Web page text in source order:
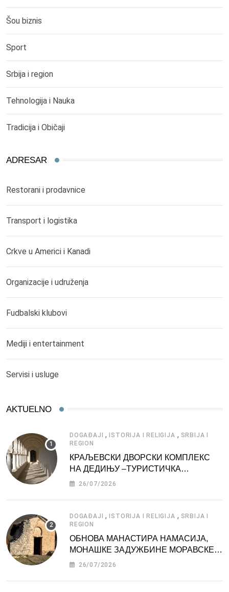
Šou biznis
Sport
Srbija i region
Tehnologija i Nauka
Tradicija i Običaji
ADRESAR
Restorani i prodavnice
Transport i logistika
Crkve u Americi i Kanadi
Organizacije i udruženja
Fudbalski klubovi
Mediji i entertainment
Servisi i usluge
AKTUELNO
DOGAĐAJI , ISTORIJA I RELIGIJA , SRBIJA I
REGION
КРАЉЕВСКИ ДВОРСКИ КОМПЛЕКС
НА ДЕДИЊУ –ТУРИСТИЧКА
АТРАКЦИЈА
26/07/2026
DOGAĐAJI , ISTORIJA I RELIGIJA , SRBIJA I
REGION
ОБНОВА МАНАСТИРА НАМАСИЈА,
МОНАШКЕ ЗАДУЖБИНЕ МОРАВСКЕ
СРБИЈЕ
26/07/2026